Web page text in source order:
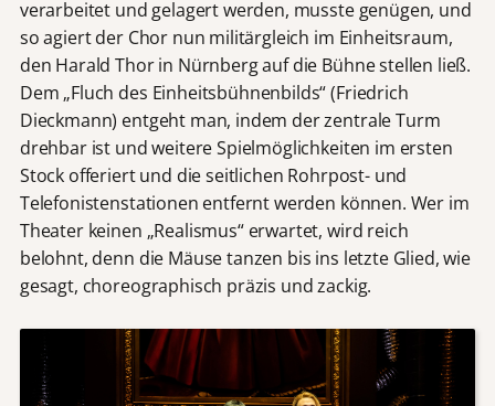
verarbeitet und gelagert werden, musste genügen, und
so agiert der Chor nun militärgleich im Einheitsraum,
den Harald Thor in Nürnberg auf die Bühne stellen ließ.
Dem „Fluch des Einheitsbühnenbilds“ (Friedrich
Dieckmann) entgeht man, indem der zentrale Turm
drehbar ist und weitere Spielmöglichkeiten im ersten
Stock offeriert und die seitlichen Rohrpost- und
Telefonistenstationen entfernt werden können. Wer im
Theater keinen „Realismus“ erwartet, wird reich
belohnt, denn die Mäuse tanzen bis ins letzte Glied, wie
gesagt, choreographisch präzis und zackig.